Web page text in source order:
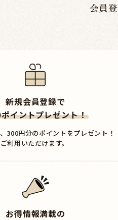
会員
新規会員登録で
ポイントプレゼント！
300円分のポイントをプレゼント！
利用いただけます。
お得情報満載の